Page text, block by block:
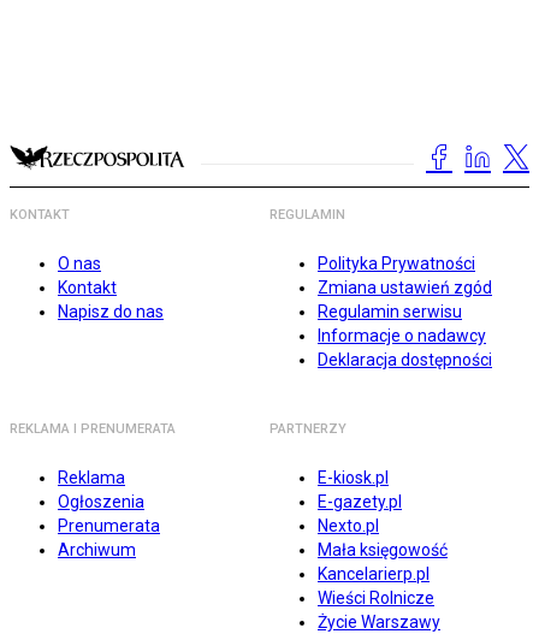
KONTAKT
O nas
Kontakt
Napisz do nas
REGULAMIN
Polityka Prywatności
Zmiana ustawień zgód
Regulamin serwisu
Informacje o nadawcy
Deklaracja dostępności
REKLAMA I PRENUMERATA
Reklama
Ogłoszenia
Prenumerata
Archiwum
PARTNERZY
E-kiosk.pl
E-gazety.pl
Nexto.pl
Mała księgowość
Kancelarierp.pl
Wieści Rolnicze
Życie Warszawy